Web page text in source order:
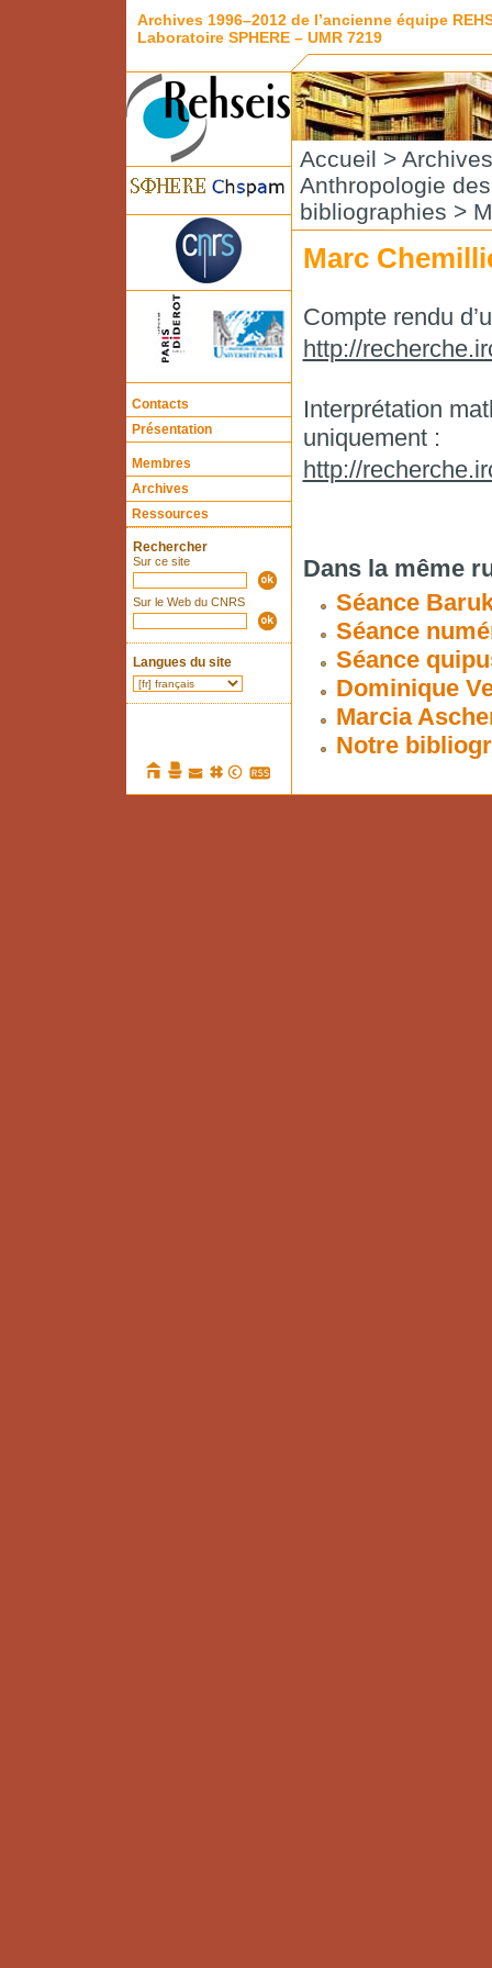
Archives 1996–2012 de l’ancienne équipe
Laboratoire SPHERE – UMR 7219
Contacts
Présentation
Membres
Archives
Ressources
Rechercher
Sur ce site
Sur le Web du CNRS
Langues du site
Accueil > Archives
Anthropologie
bibliographies >
Marc
Compte rendu
http://
Interprétation
uniquement :
http://
Dans la même
Séance
Séance
Séance
Dominique
Marcia
Notre